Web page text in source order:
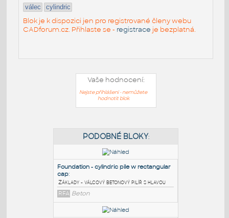
válec cylindric
Blok je k dispozici jen pro registrované členy webu
CADforum.cz. Přihlaste se - registrace je bezplatná.
Vaše hodnocení:
Nejste přihlášeni - nemůžete
hodnotit blok
PODOBNÉ BLOKY